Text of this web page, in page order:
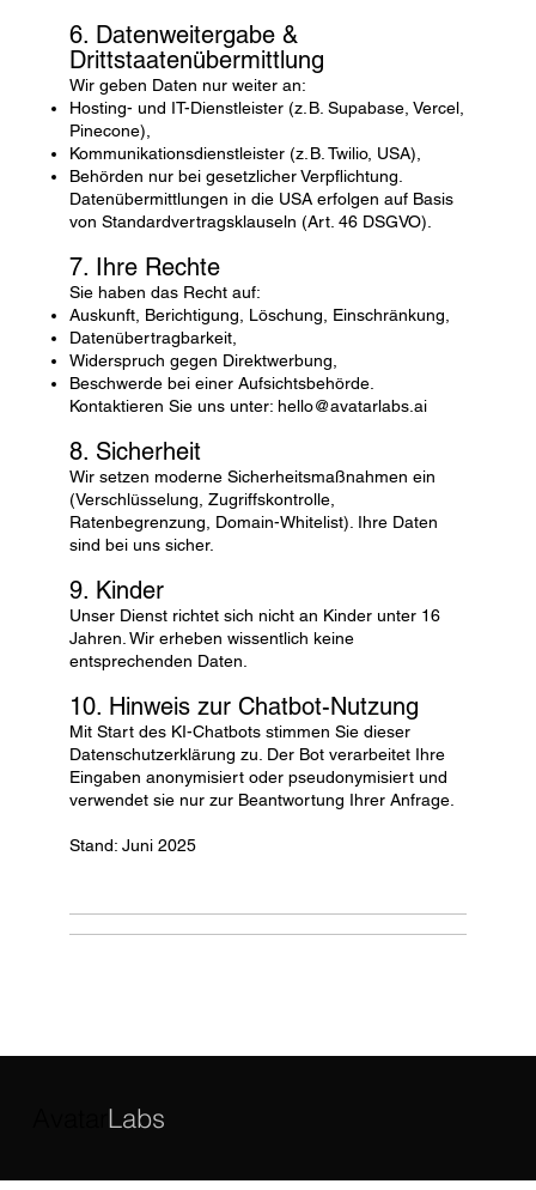
Labs
6. Datenweitergabe &
Drittstaatenübermittlung
Wir geben Daten nur weiter an:
Hosting- und IT-Dienstleister (z. B. Supabase, Vercel,
Pinecone),
Kommunikationsdienstleister (z. B. Twilio, USA),
Behörden nur bei gesetzlicher Verpflichtung.
Datenübermittlungen in die USA erfolgen auf Basis
von Standardvertragsklauseln (Art. 46 DSGVO).
7. Ihre Rechte
Sie haben das Recht auf:
Auskunft, Berichtigung, Löschung, Einschränkung,
Datenübertragbarkeit,
Widerspruch gegen Direktwerbung,
Beschwerde bei einer Aufsichtsbehörde.
Kontaktieren Sie uns unter:hello@avatarlabs.ai
8. Sicherheit
Wir setzen moderne Sicherheitsmaßnahmen ein
(Verschlüsselung, Zugriffskontrolle,
Ratenbegrenzung, Domain-Whitelist). Ihre Daten
sind bei uns sicher.
9. Kinder
Unser Dienst richtet sich nicht an Kinder unter 16
Jahren. Wir erheben wissentlich keine
entsprechenden Daten.
10. Hinweis zur Chatbot-Nutzung
Mit Start des KI-Chatbots stimmen Sie dieser
Datenschutzerklärung zu. Der Bot verarbeitet Ihre
Eingaben anonymisiert oder pseudonymisiert und
verwendet sie nur zur Beantwortung Ihrer Anfrage.
Stand: Juni 2025